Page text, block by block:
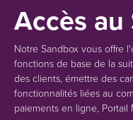
Accès
Notre Sandbox vous offre
fonctions de base de la
des clients, émettre des
fonctionnalités liées au
paiements en ligne, Portail